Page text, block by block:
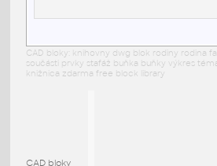
CAD bloky: knihovny dwg blok rodiny rodina
součásti prvky stafáž buňka buňky výkres
knižnica zdarma free block library
CAD bloky